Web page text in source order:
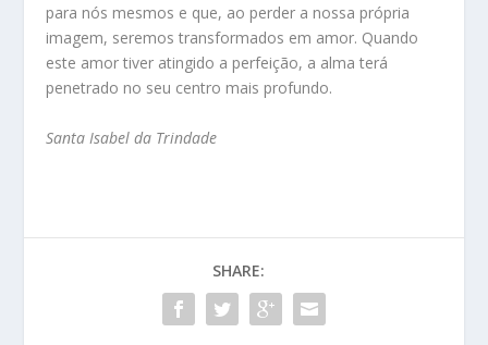
para nós mesmos e que, ao perder a nossa própria
imagem, seremos transformados em amor. Quando
este amor tiver atingido a perfeição, a alma terá
penetrado no seu centro mais profundo.
Santa Isabel da Trindade
SHARE: